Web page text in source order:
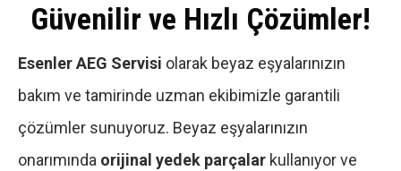
Güvenilir ve Hızlı Çözümler!
Esenler AEG Servisi olarak beyaz eşyalarınızın
bakım ve tamirinde uzman ekibimizle garantili
çözümler sunuyoruz. Beyaz eşyalarınızın
onarımında orijinal yedek parçalar kullanıyor ve